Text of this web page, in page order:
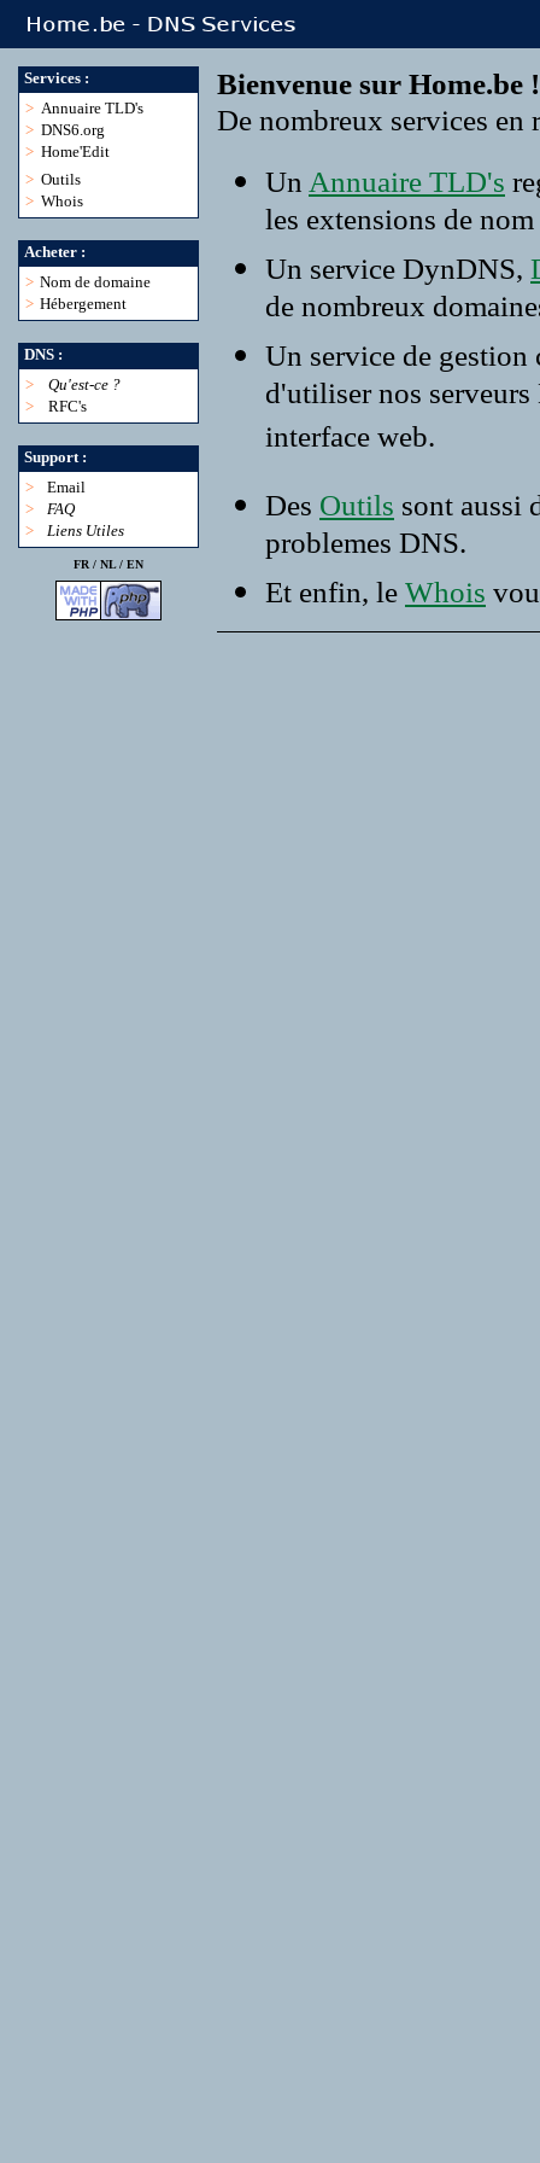
Services :
> Annuaire TLD's
> DNS6.org
> Home'Edit
> Outils
> Whois
Acheter :
> Nom de domaine
> Hébergement
DNS :
>
Qu'est-ce ?
>
RFC's
Support :
>
Email
>
FAQ
>
Liens Utiles
FR / NL/ EN
Bienvenue sur Home.be !
De nombreux services
Un Annuaire TLD's
les extensions de
Un service DynDNS,
de nombreux
Un service de
d'utiliser nos
interface web.
Des Outils sont aussi
problemes DNS.
Et enfin, le Whois